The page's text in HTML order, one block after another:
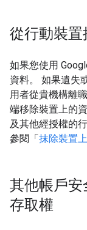
從行動裝
如果您使用
資料。 如果遺失
用者從貴機構離
端移除裝置上的
及其他經授權的
參閱「抹除裝置
其他帳戶
存取權